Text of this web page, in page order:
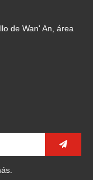
de Wan' An, área